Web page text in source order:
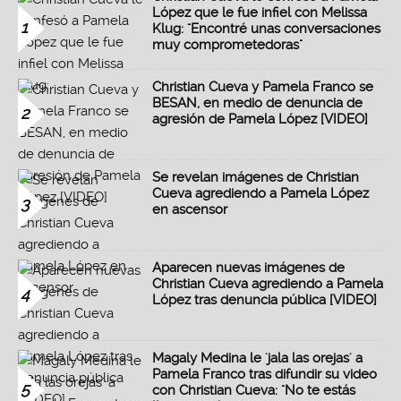
1
López que le fue infiel con Melissa
Klug: "Encontré unas conversaciones
muy comprometedoras"
2
Christian Cueva y Pamela Franco se
BESAN, en medio de denuncia de
agresión de Pamela López [VIDEO]
3
Se revelan imágenes de Christian
Cueva agrediendo a Pamela López
en ascensor
4
Aparecen nuevas imágenes de
Christian Cueva agrediendo a Pamela
López tras denuncia pública [VIDEO]
5
Magaly Medina le 'jala las orejas' a
Pamela Franco tras difundir su video
con Christian Cueva: "No te estás